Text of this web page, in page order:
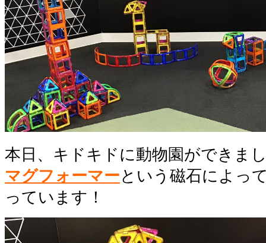
本日、キドキドに動物園ができま
マグフォーマーという磁石によっ
っています！